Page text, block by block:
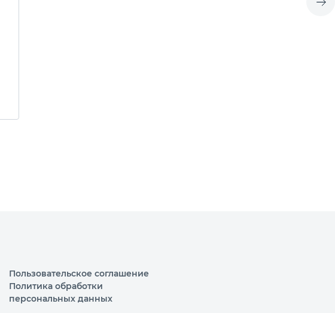
Пользовательское соглашение
Политика обработки
персональных данных